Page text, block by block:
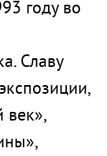
году во
Славу
век»,